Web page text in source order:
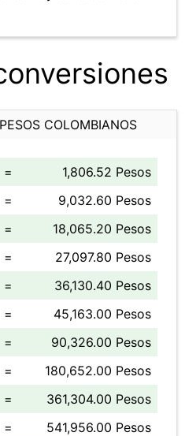
COLOMBIANOS
=
1,806.52 Pesos
=
9,032.60 Pesos
=
18,065.20 Pesos
=
27,097.80 Pesos
=
36,130.40 Pesos
=
45,163.00 Pesos
=
90,326.00 Pesos
=
180,652.00 Pesos
=
361,304.00 Pesos
=
541,956.00 Pesos